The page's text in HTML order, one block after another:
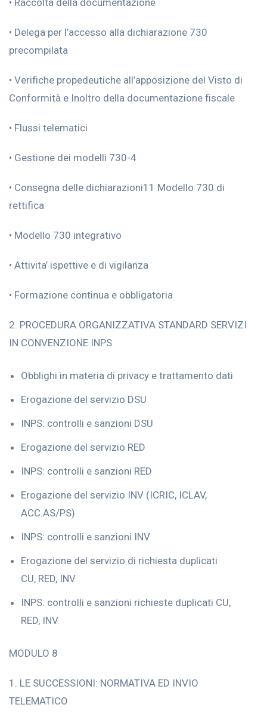
• Delega per l’accesso alla dichiarazione 730
precompilata
• Verifiche propedeutiche all’apposizione del Visto di
Conformità e Inoltro della documentazione fiscale
• Flussi telematici
• Gestione dei modelli 730-4
• Consegna delle dichiarazioni11 Modello 730 di
rettifica
• Modello 730 integrativo
• Attivita’ ispettive e di vigilanza
• Formazione continua e obbligatoria
2. PROCEDURA ORGANIZZATIVA STANDARD SERVIZI
IN CONVENZIONE INPS
Obblighi in materia di privacy e trattamento dati
Erogazione del servizio DSU
INPS: controlli e sanzioni DSU
Erogazione del servizio RED
INPS: controlli e sanzioni RED
Erogazione del servizio INV (ICRIC, ICLAV,
ACC.AS/PS)
INPS: controlli e sanzioni INV
Erogazione del servizio di richiesta duplicati
CU, RED, INV
INPS: controlli e sanzioni richieste duplicati CU,
RED, INV
MODULO 8
1. LE SUCCESSIONI: NORMATIVA ED INVIO
TELEMATICO